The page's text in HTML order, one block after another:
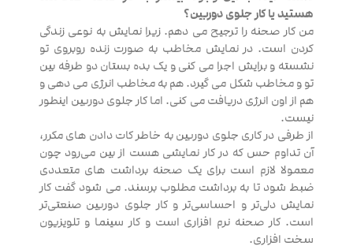
هستید یا کار جلوی دوربین؟
من کار صحنه را ترجیح می دهم. زیرا نمایش به نوعی زندگی
کردن است. در نمایش مخاطب به صورت زنده روبروی تو
نشسته و برایش اجرا می کنی و یک بده بستان دو طرفه بین
تو و مخاطب شکل می گیرد. هم به مخاطب انرژی می دهی و
هم از اون انرژی دریافت می کنی. اما کار جلوی دوربین اینطور
نیست.
از طرفی در کاری جلوی دوربین به خاطر کات دادن های مکرر،
آن تداوم حس که در کار نمایشی هست از بین می‌رود چون
معمولا لازم است برای یک صحنه برداشت های متعددی
ضبط شود تا به برداشت مطلوب برسند. می شود گفت کار
نمایش دلی‌تر و احساسی‌تر و کار جلوی دوربین صنعتی‌تر
است. کار صحنه نرم افزاری است و کار سینما و تلویزیون
سخت افزاری.